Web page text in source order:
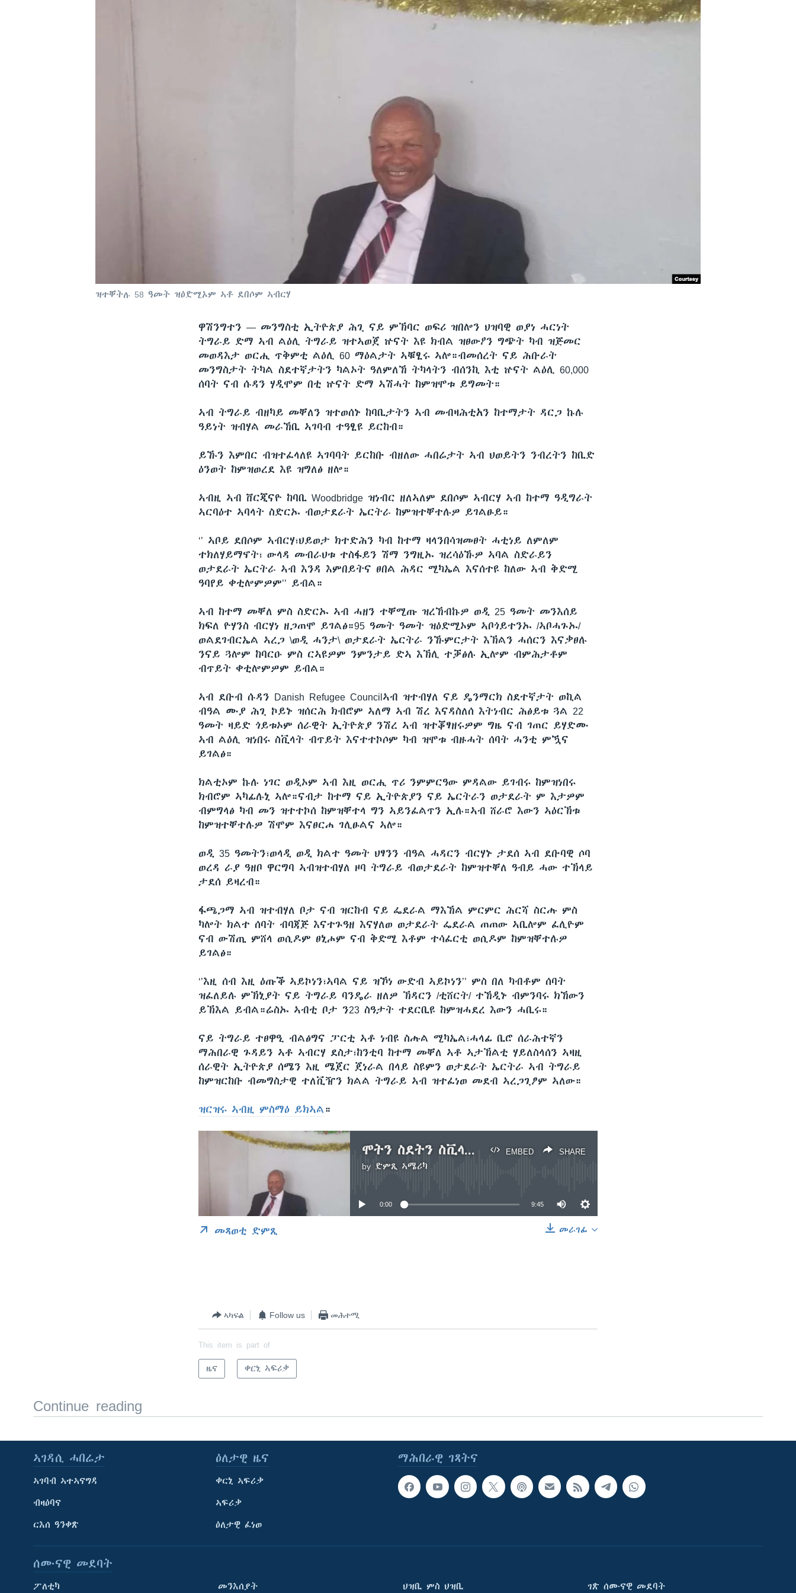
ዝተቐትሉ 58 ዓመት ዝዕድሚኦም ኣቶ ደበሶም ኣብርሃ
ዋሽንግተን — መንግስቲ ኢትዮጵያ ሕጊ ናይ ምኽባር ወፍሪ ዝበሎን ህዝባዊ ወያነ ሓርነት
ትግራይ ድማ ኣብ ልዕሊ ትግራይ ዝተኣወጀ ኵናት እዩ ክብል ዝፀውዖን ግጭት ካብ ዝጅመር
መወዳእታ ወርሒ ጥቅምቲ ልዕሊ 60 ማዕልታት ኣቑፂሩ ኣሎ።ብመሰረት ናይ ሕቡራት
መንግስታት ትካል ስደተኛታትን ካልኦት ዓለምለኸ ትካላትን ብሰንኪ እቲ ኵናት ልዕሊ 60,000
ሰባት ናብ ሱዳን ሃዲሞም በቲ ኵናት ድማ ኣሽሓት ከምዝሞቱ ይግመት።
ኣብ ትግራይ ብዘካይ መቐለን ዝተወሰኑ ከባቢታትን ኣብ መብዛሕቲአን ከተማታት ዳርጋ ኩሉ
ዓይነት ዝብሃል መራኸቢ ኣገባብ ተዓፂዩ ይርከብ።
ይኹን እምበር ብዝተፈላለዩ ኣገባባት ይርከቡ ብዘለው ሓበሬታት ኣብ ህወይትን ንብረትን ከቢድ
ዕንወት ከምዝወረደ እዩ ዝግለፅ ዘሎ።
ኣብዚ ኣብ ቨርጂናዮ ከባቢ Woodbridge ዝነብር ዘለኣለም ደበሶም ኣብርሃ ኣብ ከተማ ዓዲግራት
ኣርባዕተ ኣባላት ስድርኡ ብወታደራት ኤርትራ ከምዝተቐተሉዎ ይገልፁይ።
‘’ ኣቦይ ደበሶም ኣብርሃ፣ህይወታ ክተድሕን ካብ ከተማ ዛላንበሳዝመፀት ሓቲነይ ለምለም
ተክለሃይማኖት፣ ውላዳ መብራህቱ ተስፋይን ሽማ ንግዚኡ ዝረሳዕኹዎ ኣባል ስድራይን
ወታደራት ኤርትራ ኣብ እንዳ እምበይትና ፀበል ሕዳር ሚካኤል እናሰተዩ ከለው ኣብ ቅድሚ
ዓባየይ ቀቲሎምዎም’’ ይብል።
ኣብ ከተማ መቐለ ምስ ስድርኡ ኣብ ሓዘን ተቐሚጡ ዝረኸብኩዎ ወዲ 25 ዓመት መንእሰይ
ክፍለ ዮሃንስ ብርሃነ ዘጋጠሞ ይገልፅ።95 ዓመት ዓመት ዝዕድሚኦም ኣቦጎይተንኡ /ኣቦሓጉኡ/
ወልደገብርኤል ኣረጋ \ወዲ ሓንታ\ ወታደራት ኤርትራ ንኹምርታት እኽልን ሓሰርን እናቃፀሉ
ንናይ ጓሎም ከባርዑ ምስ ርኣዩዎም ንምንታይ ድኣ እኽሊ ተቓፅሉ ኢሎም ብምሕታቶም
ብጥይት ቀቲሎምዎም ይብል።
ኣብ ደቡብ ሱዳን Danish Refugee Councilኣብ ዝተብሃለ ናይ ዴንማርክ ስደተኛታት ወኪል
ብዓል ሙያ ሕጊ ኮይኑ ዝሰርሕ ክብሮም ኣለማ ኣብ ሽረ እናዳስለሰ እትነብር ሕፅይቱ ጓል 22
ዓመት ዛይድ ጎይቱኦም ሰራዊት ኢትዮጵያ ንሽረ ኣብ ዝተቖፃዘሩዎም ግዜ ናብ ገጠር ይሃድሙ
ኣብ ልዕሊ ዝነበሩ ስቪላት ብጥይት እናተተኮሶም ካብ ዝሞቱ ብዙሓት ሰባት ሓንቲ ምዃና
ይገልፅ።
ክልቲኦም ኩሉ ነገር ወዲኦም ኣብ እዚ ወርሒ ጥሪ ንምምርዓው ምዳልው ይገብሩ ከምዝነበሩ
ክብሮም ኣካፊሉኒ ኣሎ።ናብታ ከተማ ናይ ኢትዮጵያን ናይ ኤርትራን ወታደራት ም እታዎም
ብምግላፅ ካብ መን ዝተተኮሰ ከምዝቐተላ ግን ኣይንፈልጥን ኢሉ።ኣብ ሸራሮ እውን ኣዕርኽቱ
ከምዝተቐተሉዎ ሽሞም እናፀርሐ ገሊፁልና ኣሎ።
ወዲ 35 ዓመትን፣ወላዲ ወዲ ክልተ ዓመት ህፃንን ብዓል ሓዳርን ብርሃኑ ታደሰ ኣብ ደቡባዊ ሶባ
ወረዳ ራያ ዓዘቦ ዋርግባ ኣብዝተብሃለ ዞባ ትግራይ ብወታደራት ከምዝተቐለ ዓብይ ሓው ተኽላይ
ታደሰ ይዛረብ።
ፋጫጋማ ኣብ ዝተብሃለ ቦታ ናብ ዝርከብ ናይ ፌደራል ማእኸል ምርምር ሕርሻ ስርሑ ምስ
ካሎት ክልተ ሰባት ብባጃጅ እናተጉዓዘ እናሃለወ ወታደራት ፌደራል ጠጠው ኣቢሎም ፈሊዮም
ናብ ውሽጢ ምሸላ ወሲዶም ፀኒሖም ናብ ቅድሚ እቶም ተሳፈርቲ ወሲዶም ከምዝቐተሉዎ
ይገልፅ።
‘’እዚ ሰብ እዚ ዕጡቕ ኣይኮነን፣ኣባል ናይ ዝኾነ ውድብ ኣይኮነን’’ ምስ በለ ካብቶም ሰባት
ዝፈለይሉ ምኽኒያት ናይ ትግራይ ባንዴራ ዘለዎ ኽዳርን /ቲሸርት/ ተኸዲኑ ብምንባሩ ክኸውን
ይኽእል ይብል።ሬስኡ ኣብቲ ቦታ ን23 ስዓታት ተደርቢዩ ከምዝሓደረ እውን ሓቢሩ።
ናይ ትግራይ ተፀዋዒ ብልፅግና ፓርቲ ኣቶ ነብዩ ስሑል ሚካኤል፣ሓላፊ ቢሮ ሰራሕተኛን
ማሕበራዊ ጉዳይን ኣቶ ኣብርሃ ደስታ፣ከንቲባ ከተማ መቐለ ኣቶ ኣታኽልቲ ሃይለስላሰን ኣዛዚ
ሰራዊት ኢትዮጵያ ሰሜን እዚ ሜጀር ጀነራል በላይ ስዩምን ወታደራት ኤርትራ ኣብ ትግራይ
ከምዝርከቡ ብመግስታዊ ተለቪዥን ክልል ትግራይ ኣብ ዝተፈነወ መደብ ኣረጋጊፆም ኣለው።
ዝርዝሩ ኣብዚ ምስማዕ ይክኣል።
EMBED SHARE
ሞትን ስደትን ስቪላት ሰባት ኣብ ትግራይ(ቀዳማይ ክፋል)
by ድምጺ ኣሜሪካ
No media source currently available
0:00 9:45
መራገፊ
መጻወቲ ድምጺ
ኣካፍል Follow us መሕተሚ
This item is part of
ዜና ቀርኒ ኣፍሪቃ
Continue reading
ማሕበራዊ ገጻትና
ኣገዳሲ ሓበሬታ
ኣገባብ ኣተኣናግዳ
ብዛዕባና
ርእሰ ዓንቀጽ
ዕለታዊ ዜና
ቀርኒ ኣፍሪቃ
ኣፍሪቃ
ዕለታዊ ፈነወ
ሰሙናዊ መደባት
ፖለቲካ መንእሰያት ህዝቢ ምስ ህዝቢ ገጽ ሰሙናዊ መደባት